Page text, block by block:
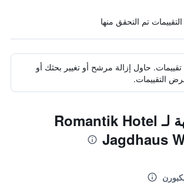
تقييمات. حاول إزالة مرشح أو تغيير بحثك أو
التقييمات.
فنادق مشابهة لـ Romantik Hotel
Jagdhaus